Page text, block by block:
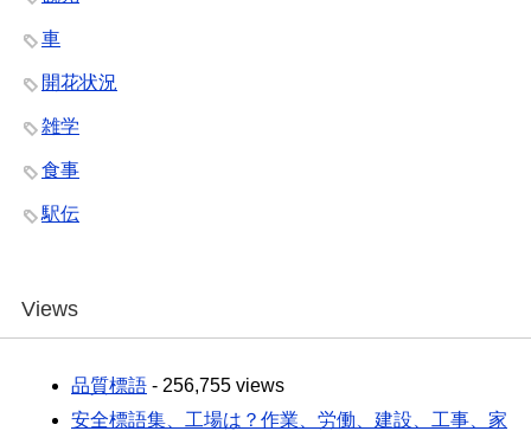
車
開花状況
雑学
食事
駅伝
Views
品質標語 - 256,755 views
安全標語集、工場は？作業、労働、建設、工事、家